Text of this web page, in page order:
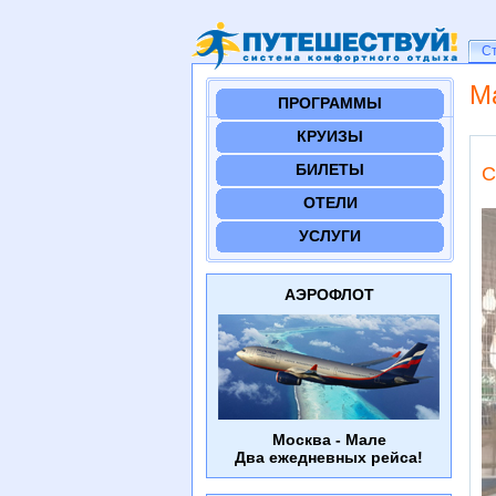
ПРОГРАММЫ
КРУИЗЫ
БИЛЕТЫ
ОТЕЛИ
УСЛУГИ
АЭРОФЛОТ
Москва - Мале
Два ежедневных рейса!